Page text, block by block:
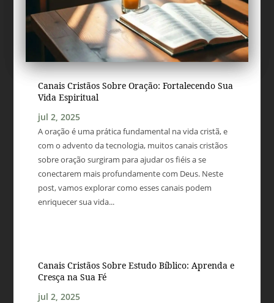
Canais Cristãos Sobre Oração: Fortalecendo Sua
Vida Espiritual
jul 2, 2025
A oração é uma prática fundamental na vida cristã, e
com o advento da tecnologia, muitos canais cristãos
sobre oração surgiram para ajudar os fiéis a se
conectarem mais profundamente com Deus. Neste
post, vamos explorar como esses canais podem
enriquecer sua vida...
Canais Cristãos Sobre Estudo Bíblico: Aprenda e
Cresça na Sua Fé
jul 2, 2025